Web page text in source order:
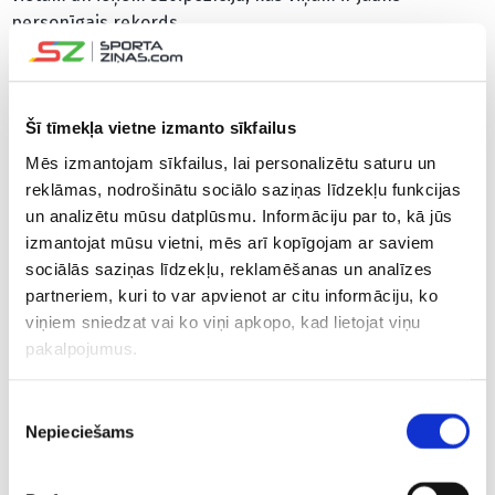
Šī tīmekļa vietne izmanto sīkfailus
Mēs izmantojam sīkfailus, lai personalizētu saturu un
reklāmas, nodrošinātu sociālo saziņas līdzekļu funkcijas
un analizētu mūsu datplūsmu. Informāciju par to, kā jūs
izmantojat mūsu vietni, mēs arī kopīgojam ar saviem
sociālās saziņas līdzekļu, reklamēšanas un analīzes
partneriem, kuri to var apvienot ar citu informāciju, ko
viņiem sniedzat vai ko viņi apkopo, kad lietojat viņu
pakalpojumus.
izvēle
Nepieciešams
personīgais rekords.
Tikmēr Kārlis Ozoliņš atkāpies par četrām pozīcijām
1540.).
Ranga līderis joprojām ir itālis Janniks Sinners, otro vietu
saglabā svētdien viņu “French Open” finālā uzveikušais
spānis Karloss Alkarass, kuram seko vācietis Aleksandrs
Zverevs. Par pozīciju pakāpušies brits Džeks Dreipers,
serbs Novaks Džokovičs un itālis Lorenco Muzeti, bet trīs
vietas zaudējis amerikānis Teilors Frics. Citam ASV
tenisistam Tomijam Polam ir četru pozīciju kāpums, bet
(631.), Ozoliņš ir par astoņām vietām zemāk (1226.), kamēr